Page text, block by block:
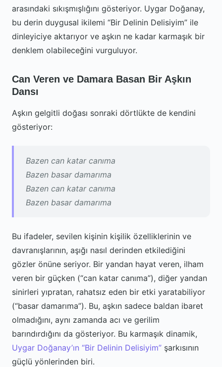
arasındaki sıkışmışlığını gösteriyor. Uygar Doğanay,
bu derin duygusal ikilemi “Bir Delinin Delisiyim” ile
dinleyiciye aktarıyor ve aşkın ne kadar karmaşık bir
denklem olabileceğini vurguluyor.
Can Veren ve Damara Basan Bir Aşkın
Dansı
Aşkın gelgitli doğası sonraki dörtlükte de kendini
gösteriyor:
Bazen can katar canıma
Bazen basar damarıma
Bazen can katar canıma
Bazen basar damarıma
Bu ifadeler, sevilen kişinin kişilik özelliklerinin ve
davranışlarının, aşığı nasıl derinden etkilediğini
gözler önüne seriyor. Bir yandan hayat veren, ilham
veren bir güçken (“can katar canıma”), diğer yandan
sinirleri yıpratan, rahatsız eden bir etki yaratabiliyor
(“basar damarıma”). Bu, aşkın sadece baldan ibaret
olmadığını, aynı zamanda acı ve gerilim
barındırdığını da gösteriyor. Bu karmaşık dinamik,
Uygar Doğanay’ın “Bir Delinin Delisiyim” şarkısının
güçlü yönlerinden biri.